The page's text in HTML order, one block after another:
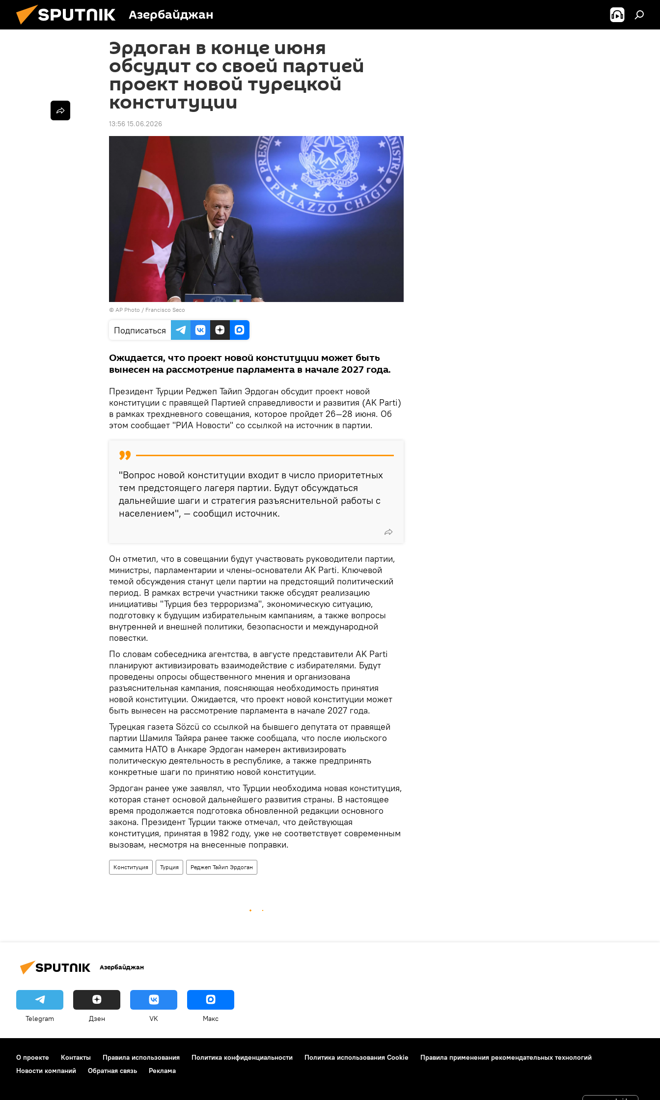
Азербайджан
Эрдоган в конце июня
обсудит со своей партией
проект новой турецкой
конституции
13:56 15.06.2026
© AP Photo / Francisco Seco
Подписаться
Ожидается, что проект новой конституции может быть
вынесен на рассмотрение парламента в начале 2027 года.
Президент Турции Реджеп Тайип Эрдоган обсудит проект новой
конституции с правящей Партией справедливости и развития (AK Parti)
в рамках трехдневного совещания, которое пройдет 26—28 июня. Об
этом сообщает "РИА Новости" со ссылкой на источник в партии.
"Вопрос новой конституции входит в число приоритетных
тем предстоящего лагеря партии. Будут обсуждаться
дальнейшие шаги и стратегия разъяснительной работы с
населением", — сообщил источник.
Он отметил, что в совещании будут участвовать руководители партии,
министры, парламентарии и члены‑основатели AK Parti. Ключевой
темой обсуждения станут цели партии на предстоящий политический
период. В рамках встречи участники также обсудят реализацию
инициативы "Турция без терроризма", экономическую ситуацию,
подготовку к будущим избирательным кампаниям, а также вопросы
внутренней и внешней политики, безопасности и международной
повестки.
По словам собеседника агентства, в августе представители AK Parti
планируют активизировать взаимодействие с избирателями. Будут
проведены опросы общественного мнения и организована
разъяснительная кампания, поясняющая необходимость принятия
новой конституции. Ожидается, что проект новой конституции может
быть вынесен на рассмотрение парламента в начале 2027 года.
Турецкая газета Sözcü со ссылкой на бывшего депутата от правящей
партии Шамиля Тайяра ранее также сообщала, что после июльского
саммита НАТО в Анкаре Эрдоган намерен активизировать
политическую деятельность в республике, а также предпринять
конкретные шаги по принятию новой конституции.
Эрдоган ранее уже заявлял, что Турции необходима новая конституция,
которая станет основой дальнейшего развития страны. В настоящее
время продолжается подготовка обновленной редакции основного
закона. Президент Турции также отмечал, что действующая
конституция, принятая в 1982 году, уже не соответствует современным
вызовам, несмотря на внесенные поправки.
Конституция Турция Реджеп Тайип Эрдоган
Азербайджан
Telegram Дзен VK Макс
О проекте Контакты Правила использования Политика конфиденциальности Политика использования Cookie
Правила применения рекомендательных технологий
Новости компаний
Обратная связь Реклама